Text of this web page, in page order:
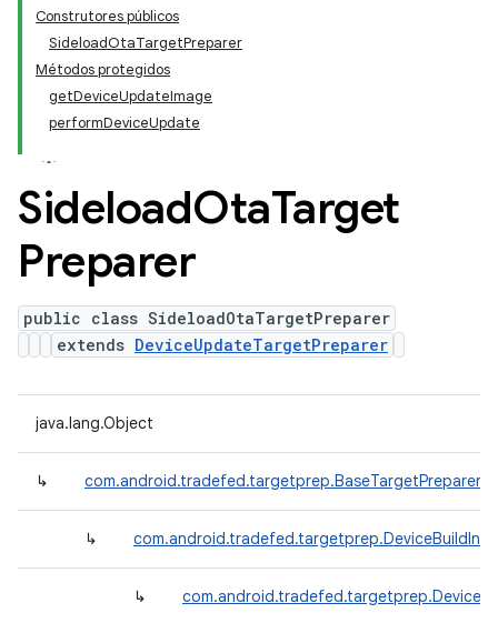
Construtores públicos
SideloadOtaTargetPreparer
Métodos protegidos
getDeviceUpdateImage
performDeviceUpdate
SideloadOtaTarget
Preparer
public class SideloadOtaTargetPreparer
extends DeviceUpdateTargetPreparer
java.lang.Object
↳ com.android.tradefed.targetprep.BaseTargetPreparer
↳
↳